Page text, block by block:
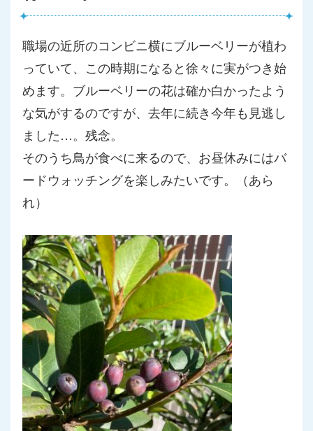
職場の近所のコンビニ横にブルーベリーが植わ
っていて、 この時期になると徐々に実がつき始
めます。 ブルーベリーの花は確か白かったよう
な気がするのですが、 去年に続き今年も見逃し
ました…。残念。
そのうち鳥が食べに来るので、 お昼休みにはバ
ードウォッチングを楽しみたいです。（あら
れ）